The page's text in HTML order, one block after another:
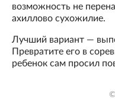
возможность не
ахиллово сухожилие.
Лучший вариант —
Превратите его в
ребенок сам просил
©